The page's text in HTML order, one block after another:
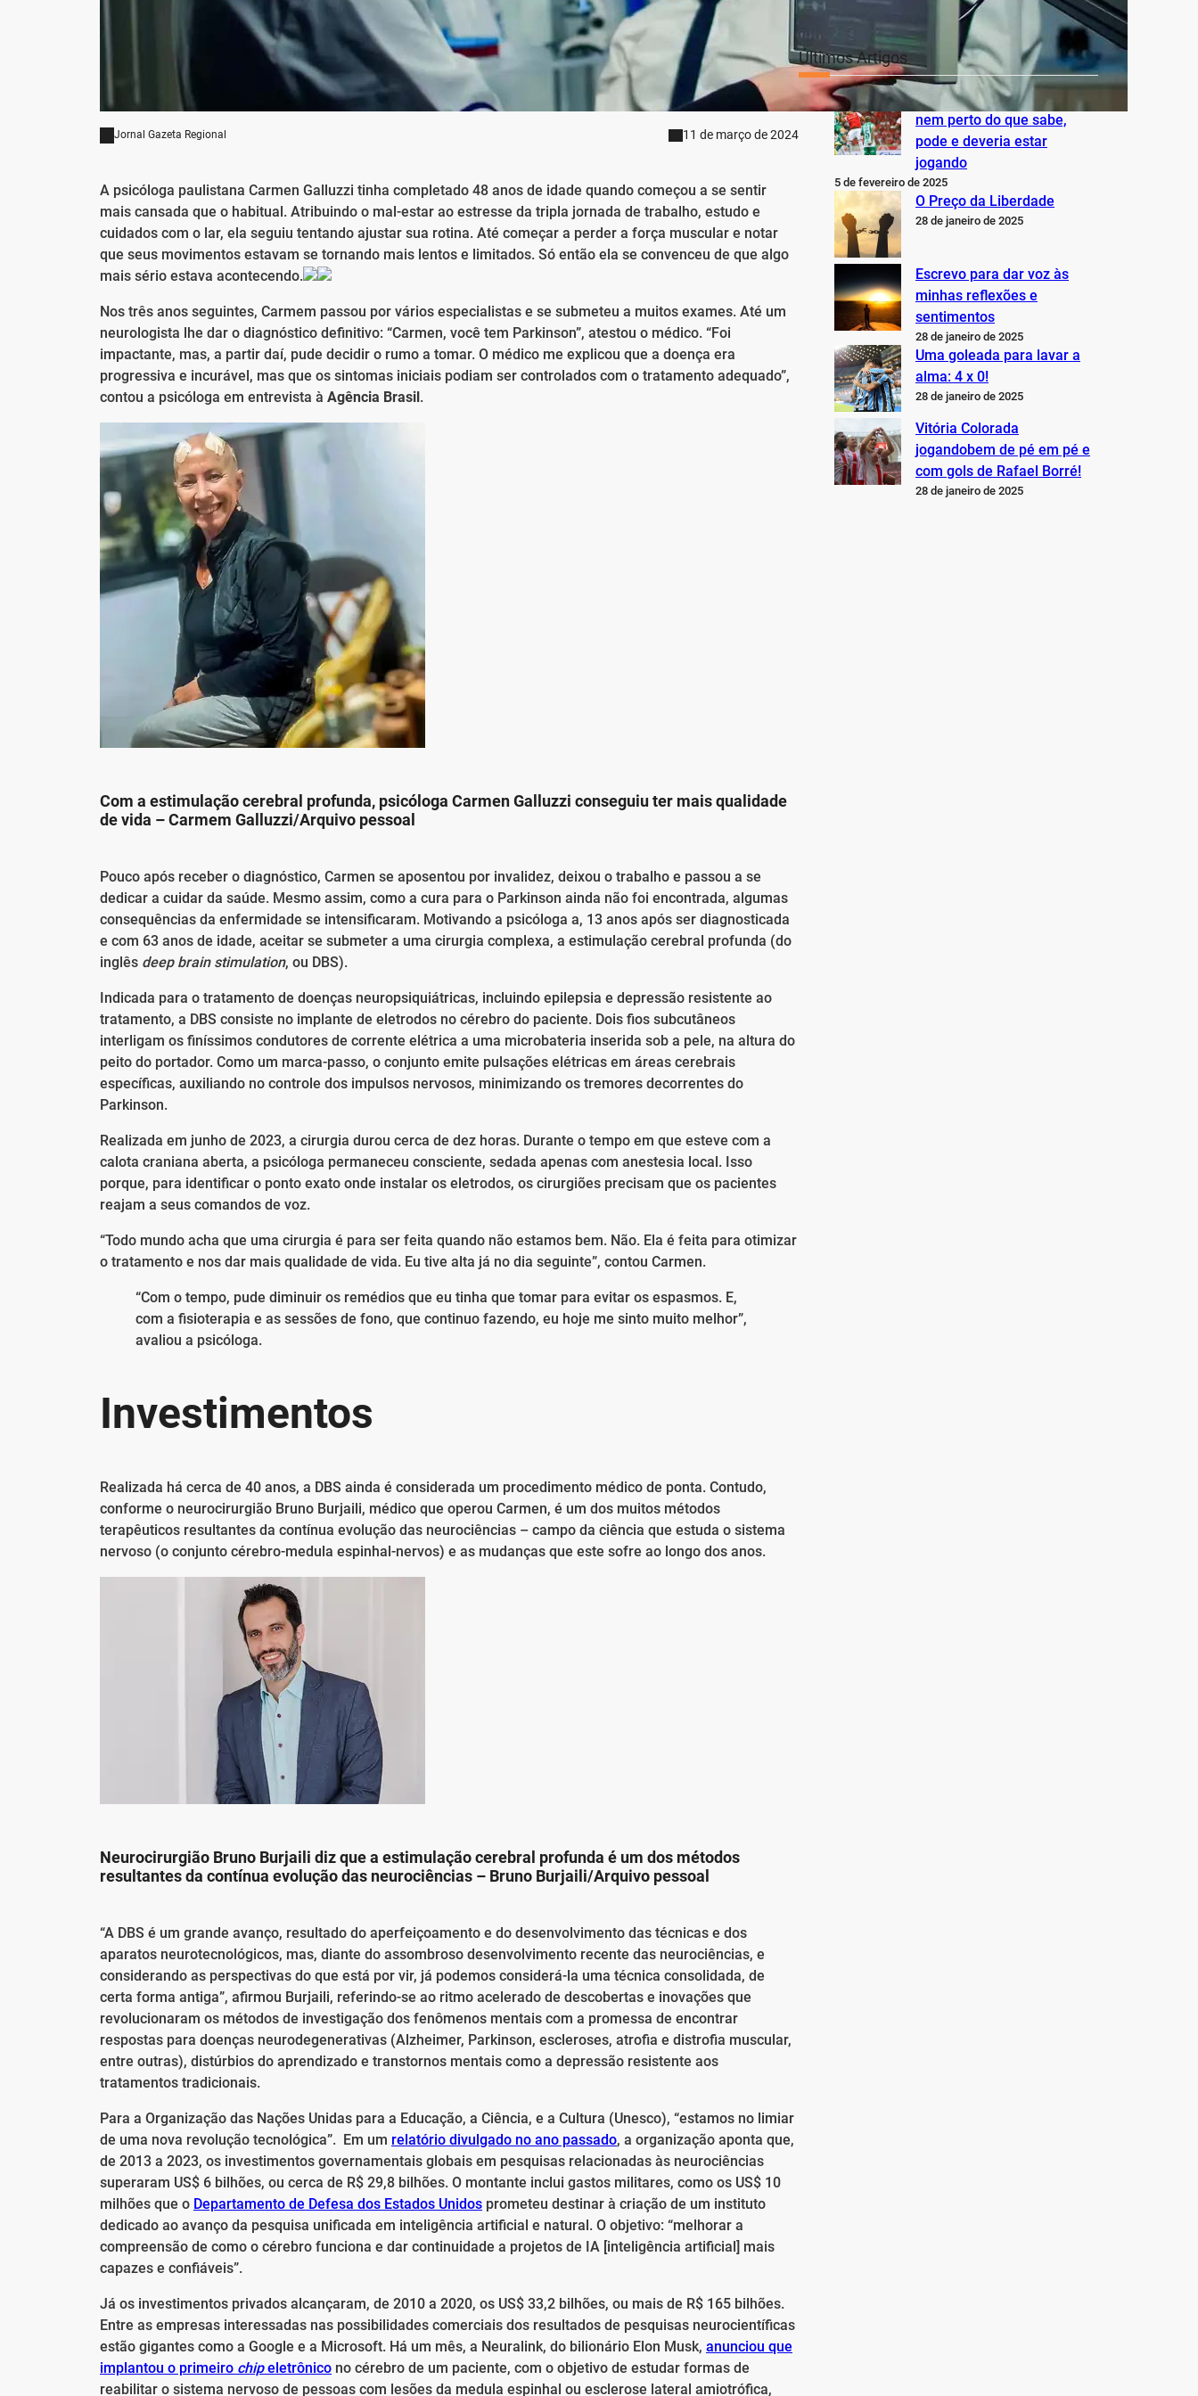
Jornal Gazeta Regional 11 de março de 2024
A psicóloga paulistana Carmen Galluzzi tinha completado 48 anos de idade quando começou a se sentir
mais cansada que o habitual. Atribuindo o mal-estar ao estresse da tripla jornada de trabalho, estudo e
cuidados com o lar, ela seguiu tentando ajustar sua rotina. Até começar a perder a força muscular e notar
que seus movimentos estavam se tornando mais lentos e limitados. Só então ela se convenceu de que algo
mais sério estava acontecendo.
Nos três anos seguintes, Carmem passou por vários especialistas e se submeteu a muitos exames. Até um
neurologista lhe dar o diagnóstico definitivo: “Carmen, você tem Parkinson”, atestou o médico. “Foi
impactante, mas, a partir daí, pude decidir o rumo a tomar. O médico me explicou que a doença era
progressiva e incurável, mas que os sintomas iniciais podiam ser controlados com o tratamento adequado”,
contou a psicóloga em entrevista à Agência Brasil.
Com a estimulação cerebral profunda, psicóloga Carmen Galluzzi conseguiu ter mais qualidade
de vida –Carmem Galluzzi/Arquivo pessoal
Pouco após receber o diagnóstico, Carmen se aposentou por invalidez, deixou o trabalho e passou a se
dedicar a cuidar da saúde. Mesmo assim, como a cura para o Parkinson ainda não foi encontrada, algumas
consequências da enfermidade se intensificaram. Motivando a psicóloga a, 13 anos após ser diagnosticada
e com 63 anos de idade, aceitar se submeter a uma cirurgia complexa, a estimulação cerebral profunda (do
inglês deep brain stimulation, ou DBS).
Indicada para o tratamento de doenças neuropsiquiátricas, incluindo epilepsia e depressão resistente ao
tratamento, a DBS consiste no implante de eletrodos no cérebro do paciente. Dois fios subcutâneos
interligam os finíssimos condutores de corrente elétrica a uma microbateria inserida sob a pele, na altura do
peito do portador. Como um marca-passo, o conjunto emite pulsações elétricas em áreas cerebrais
específicas, auxiliando no controle dos impulsos nervosos, minimizando os tremores decorrentes do
Parkinson.
Realizada em junho de 2023, a cirurgia durou cerca de dez horas. Durante o tempo em que esteve com a
calota craniana aberta, a psicóloga permaneceu consciente, sedada apenas com anestesia local. Isso
porque, para identificar o ponto exato onde instalar os eletrodos, os cirurgiões precisam que os pacientes
reajam a seus comandos de voz.
“Todo mundo acha que uma cirurgia é para ser feita quando não estamos bem. Não. Ela é feita para otimizar
o tratamento e nos dar mais qualidade de vida. Eu tive alta já no dia seguinte”, contou Carmen.
“Com o tempo, pude diminuir os remédios que eu tinha que tomar para evitar os espasmos. E,
com a fisioterapia e as sessões de fono, que continuo fazendo, eu hoje me sinto muito melhor”,
avaliou a psicóloga.
Investimentos
Realizada há cerca de 40 anos, a DBS ainda é considerada um procedimento médico de ponta. Contudo,
conforme o neurocirurgião Bruno Burjaili, médico que operou Carmen, é um dos muitos métodos
terapêuticos resultantes da contínua evolução das neurociências – campo da ciência que estuda o sistema
nervoso (o conjunto cérebro-medula espinhal-nervos) e as mudanças que este sofre ao longo dos anos.
Neurocirurgião Bruno Burjaili diz que a estimulação cerebral profunda é um dos métodos
resultantes da contínua evolução das neurociências – Bruno Burjaili/Arquivo pessoal
“A DBS é um grande avanço, resultado do aperfeiçoamento e do desenvolvimento das técnicas e dos
aparatos neurotecnológicos, mas, diante do assombroso desenvolvimento recente das neurociências, e
considerando as perspectivas do que está por vir, já podemos considerá-la uma técnica consolidada, de
certa forma antiga”, afirmou Burjaili, referindo-se ao ritmo acelerado de descobertas e inovações que
revolucionaram os métodos de investigação dos fenômenos mentais com a promessa de encontrar
respostas para doenças neurodegenerativas (Alzheimer, Parkinson, escleroses, atrofia e distrofia muscular,
entre outras), distúrbios do aprendizado e transtornos mentais como a depressão resistente aos
tratamentos tradicionais.
Para a Organização das Nações Unidas para a Educação, a Ciência, e a Cultura (Unesco), “estamos no limiar
de uma nova revolução tecnológica”. Em um relatório divulgado no ano passado, a organização aponta que,
de 2013 a 2023, os investimentos governamentais globais em pesquisas relacionadas às neurociências
superaram US$ 6 bilhões, ou cerca de R$ 29,8 bilhões. O montante inclui gastos militares, como os US$ 10
milhões que o Departamento de Defesa dos Estados Unidos prometeu destinar à criação de um instituto
dedicado ao avanço da pesquisa unificada em inteligência artificial e natural. O objetivo: “melhorar a
compreensão de como o cérebro funciona e dar continuidade a projetos de IA [inteligência artificial] mais
capazes e confiáveis”.
Já os investimentos privados alcançaram, de 2010 a 2020, os US$ 33,2 bilhões, ou mais de R$ 165 bilhões.
Entre as empresas interessadas nas possibilidades comerciais dos resultados de pesquisas neurocientíficas
estão gigantes como a Google e a Microsoft. Há um mês, a Neuralink, do bilionário Elon Musk, anunciou que
implantou o primeiro chipeletrônico no cérebro de um paciente, com o objetivo de estudar formas de
reabilitar o sistema nervoso de pessoas com lesões da medula espinhal ou esclerose lateral amiotrófica,
Últimos Artigos
O Inter não está jogando
nem perto do que sabe,
pode e deveria estar
jogando
5 de fevereiro de 2025
O Preço da Liberdade
28 de janeiro de 2025
Escrevo para dar voz às
minhas reflexões e
sentimentos
28 de janeiro de 2025
Uma goleada para lavar a
alma: 4 x 0!
28 de janeiro de 2025
Vitória Colorada
jogandobem de pé em pé e
com gols de Rafael Borré!
28 de janeiro de 2025